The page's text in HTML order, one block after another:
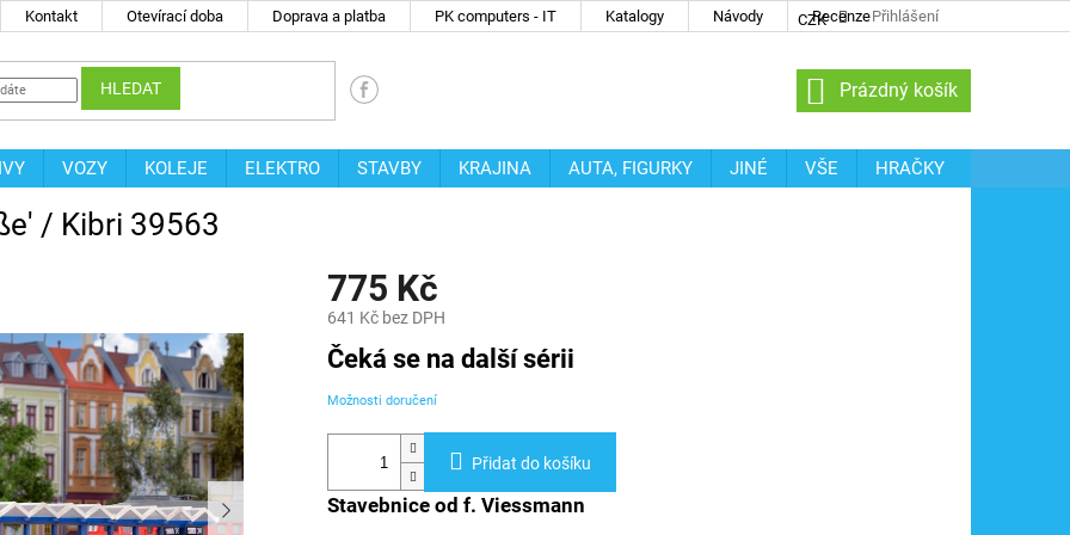
Kontakt Otevírací doba Doprava a platba PK computers - IT Katalogy Návody Recenze
CZK Přihlášení
HLEDAT
NÁKUPNÍ
KOŠÍK
Prázdný košík
VOZY KOLEJE ELEKTRO STAVBY KRAJINA AUTA, FIGURKY JINÉ VŠE
HRAČKY
/ Kibri 39563
775 Kč
641 Kč bez DPH
Měrná
cena:
Čeká se na další sérii
Možnosti doručení
Přidat do košíku
Stavebnice od f. Viessmann